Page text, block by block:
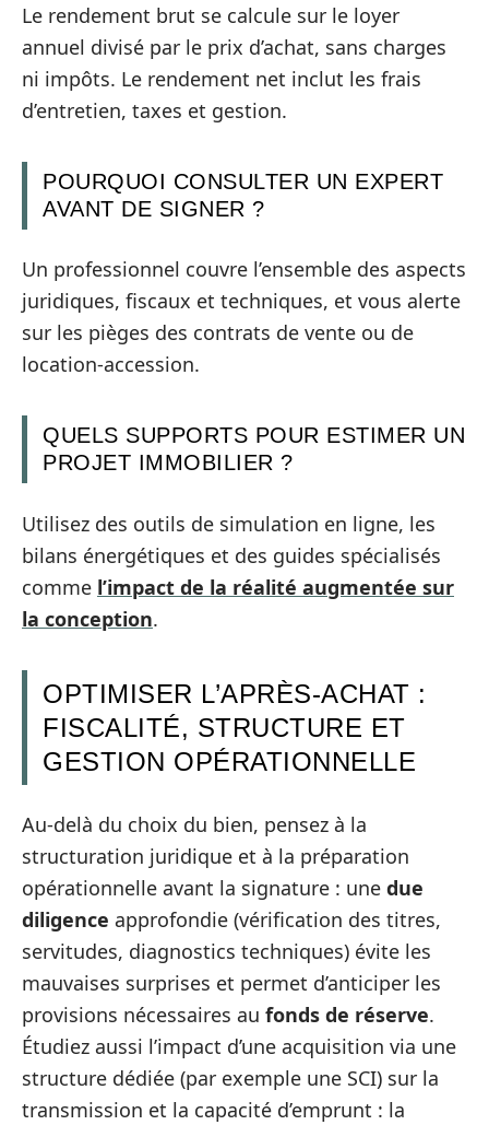
Le rendement brut se calcule sur le loyer
annuel divisé par le prix d’achat, sans charges
ni impôts. Le rendement net inclut les frais
d’entretien, taxes et gestion.
POURQUOI CONSULTER UN EXPERT
AVANT DE SIGNER ?
Un professionnel couvre l’ensemble des aspects
juridiques, fiscaux et techniques, et vous alerte
sur les pièges des contrats de vente ou de
location-accession.
QUELS SUPPORTS POUR ESTIMER UN
PROJET IMMOBILIER ?
Utilisez des outils de simulation en ligne, les
bilans énergétiques et des guides spécialisés
comme l’impact de la réalité augmentée sur
la conception.
OPTIMISER L’APRÈS‑ACHAT :
FISCALITÉ, STRUCTURE ET
GESTION OPÉRATIONNELLE
Au-delà du choix du bien, pensez à la
structuration juridique et à la préparation
opérationnelle avant la signature : une due
diligence approfondie (vérification des titres,
servitudes, diagnostics techniques) évite les
mauvaises surprises et permet d’anticiper les
provisions nécessaires au fonds de réserve.
Étudiez aussi l’impact d’une acquisition via une
structure dédiée (par exemple une SCI) sur la
transmission et la capacité d’emprunt : la